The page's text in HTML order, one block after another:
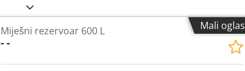
Mali oglas
Miješni rezervoar 600 L
--